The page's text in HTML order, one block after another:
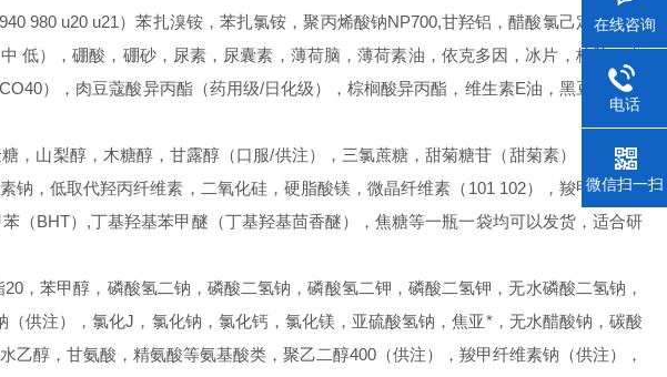
980 u20 u21）苯扎溴铵，苯扎氯铵，聚丙烯酸钠NP700,甘羟铝，醋酸氯己定，葡萄
低），硼酸，硼砂，尿素，尿囊素，薄荷脑，薄荷素油，依克多因，冰片，樟脑，水
），肉豆蔻酸异丙酯（药用级/日化级），棕榈酸异丙酯，维生素E油，黑豆馏油，
，山梨醇，木糖醇，甘露醇（口服/供注），三氯蔗糖，甜菊糖苷（甜菊素），阿司帕
，低取代羟丙纤维素，二氧化硅，硬脂酸镁，微晶纤维素（101 102），羧甲纤维素
（BHT）,丁基羟基苯甲醚（丁基羟基茴香醚），焦糖等一瓶一袋均可以发货，适合研
，苯甲醇，磷酸氢二钠，磷酸二氢钠，磷酸氢二钾，磷酸二氢钾，无水磷酸二氢钠，
供注），氯化J，氯化钠，氯化钙，氯化镁，亚硫酸氢钠，焦亚*，无水醋酸钠，碳酸
醇，甘氨酸，精氨酸等氨基酸类，聚乙二醇400（供注），羧甲纤维素钠（供注），
在线咨询
电话
微信扫一扫